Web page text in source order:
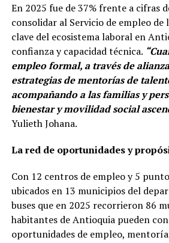
En 2025 fue de 37% frente a cifras
consolidar al Servicio de empleo de
clave del ecosistema laboral en
confianza y capacidad técnica.
empleo formal, a través de
estrategias de mentorías de
acompañando a las familias y
bienestar y movilidad social
Yulieth Johana.
La red de oportunidades y
Con 12 centros de empleo y 5
ubicados en 13 municipios del
buses que en 2025 recorrieron 86
habitantes de Antioquia pueden
oportunidades de empleo,